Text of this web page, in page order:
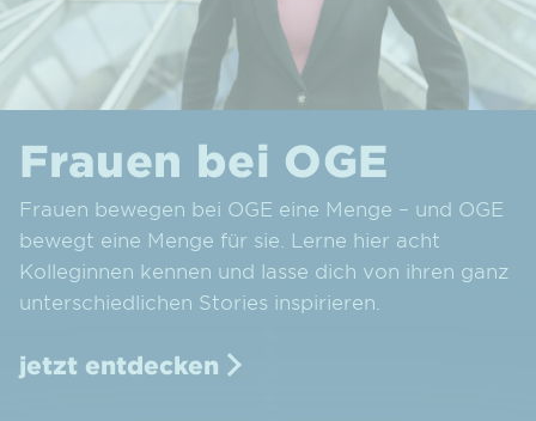
Frauen bei OGE
Frauen bewegen bei OGE eine Menge – und OGE
bewegt eine Menge für sie. Lerne hier acht
Kolleginnen kennen und lasse dich von ihren ganz
unterschiedlichen Stories inspirieren.
jetzt entdecken